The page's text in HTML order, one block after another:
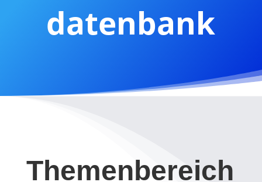
datenbank
Themenbereich